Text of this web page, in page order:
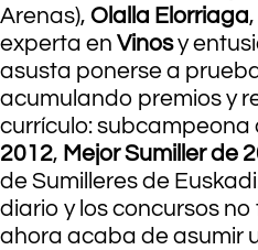
Arenas), Olalla Elorriaga
experta en Vinosy
asusta ponerse a
acumulando premios y
currículo: subcampeona
2012, Mejor Sumiller de
de Sumilleres de
diario y los concursos
ahora acaba de asumir